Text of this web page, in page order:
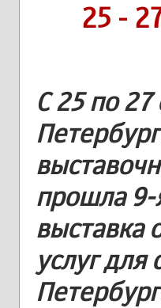
25 -
С 25 по 27
прошла
выставка
услуг для